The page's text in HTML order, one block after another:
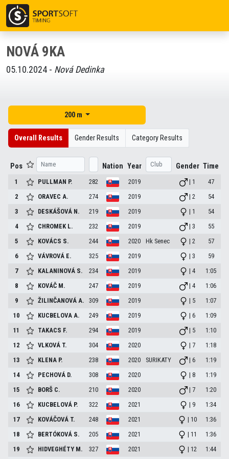
NOVÁ 9KA
05.10.2024 - Nová Dedinka
200 m
Overall Results Gender Results Category Results
Pos Nation Year Gender Time
1 PULLMAN P. 282 2019 | 1
47
2
ORAVECA. 274 2019 | 2
54
3
DESKÁŠOVÁ N. 219 2019 | 1
54
4
CHROMEK L. 232 2019 | 3
55
5
KOVÁCS S. 244 2020 Hk Senec | 2
57
6
VÁVROVÁ E. 325 2019 | 3
59
7
KALANINOVÁ S. 234 2019 | 4
1:05
8
KOVÁČ M. 247 2019 | 4
1:06
9
ŽILINČANOVÁA. 309 2019 | 5
1:07
10
KUCBELOVAA. 249 2019 | 6
1:09
11
TAKACS F. 294 2019 | 5
1:10
12
VLKOVÁ T. 304 2020 | 7
1:18
13
KLENA P. 238 2020 SURIKATY | 6
1:19
14
PECHOVÁ D. 308 2020 | 8
1:19
15
BORŠ C. 210 2020 | 7
1:20
16
KUCBELOVÁ P. 322 2021 | 9
1:34
17
KOVÁČOVÁ T. 248 2021 | 10
1:36
18
BERTÓKOVÁ S. 205 2021 | 11
1:36
19
HIDVEGHÉTY M. 327 2021 | 12 1:44